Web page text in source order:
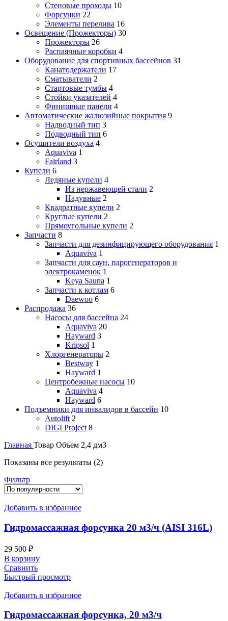
Стеновые проходы 10
Форсунки 22
Элементы перелива 16
Освещение (Прожекторы) 30
Прожекторы 26
Распаячные коробки 4
Оборудование для спортивных бассейнов 31
Канатодержатели 17
Сматыватели 2
Стартовые тумбы 4
Стойки указателей 4
Финишные панели 4
Автоматические жалюзийные покрытия 9
Надводный тип 3
Подводный тип 6
Осушители воздуха 4
Aquaviva 1
Fairland 3
Купели 6
Ледяные купели 4
Из нержавеющей стали 2
Надувные 2
Квадратные купели 2
Круглые купели 2
Прямоугольные купели 2
Запчасти 8
Запчасти для дезинфицирующего оборудования 1
Aquaviva 1
Запчасти для саун, парогенераторов и
электрокаменок 1
Keya Sauna 1
Запчасти к котлам 6
Daewoo 6
Распродажа 36
Насосы для бассейна 24
Aquaviva 20
Hayward 3
Kripsol 1
Хлоргенераторы 2
Bestway 1
Hayward 1
Центробежные насосы 10
Aquaviva 4
Hayward 6
Подъемники для инвалидов в бассейн 10
Autolift 2
DIGI Project 8
Главная Товар Объем 2,4 дмЗ
Показаны все результаты (2)
Фильтр
Добавить в избранное
Гидромассажная форсунка 20 м3/ч (AISI 316L)
29 500 ₽
В корзину
Сравнить
Быстрый просмотр
Добавить в избранное
Гидромассажная форсунка, 20 м3/ч